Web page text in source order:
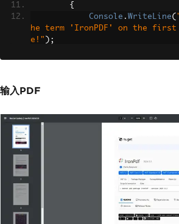
{
Console . WriteLine(
he term 'IronPDF' on the first
e!" );
输入PDF